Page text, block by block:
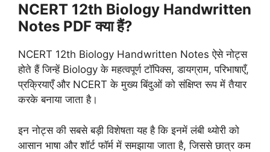
NCERT 12th Biology Handwritten
Notes PDF क्या हैं?
NCERT 12th Biology Handwritten Notes ऐसे नोट्स
होते हैं जिन्हें Biology के महत्वपूर्ण टॉपिक्स, डायग्राम, परिभाषाएँ,
प्रक्रियाएँ और NCERT के मुख्य बिंदुओं को संक्षिप्त रूप में तैयार
करके बनाया जाता है।
इन नोट्स की सबसे बड़ी विशेषता यह है कि इनमें लंबी थ्योरी को
आसान भाषा और शॉर्ट फॉर्म में समझाया जाता है, जिससे छात्र कम